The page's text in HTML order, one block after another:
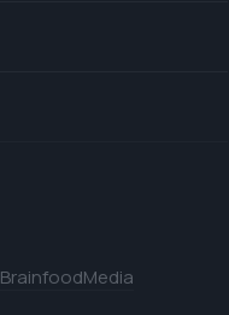
BrainfoodMedia